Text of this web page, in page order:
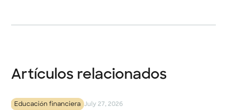
Artículos relacionados
Educación financiera July 27, 2026